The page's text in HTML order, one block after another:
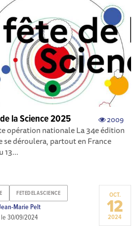
2009
la Science 2025
opération nationale La 34e édition
se déroulera, partout en France
13...
FETEDELASCIENCE
Marie Pelt
le30/09/2024
OCT.
12
2024